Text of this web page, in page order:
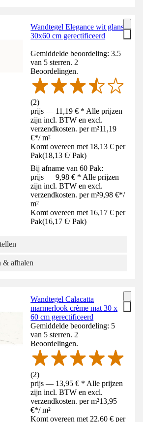
Wandtegel Elegance wit glans
30x60 cm gerectificeerd
Gemiddelde beoordeling: 3.5
van 5 sterren. 2
Beoordelingen.
(2)
prijs — 11,19 € * Alle prijzen
zijn incl. BTW en excl.
verzendkosten. per m²11,19
€*/ m²
Komt overeen met 18,13 € per
Pak(18,13 €/ Pak)
Bij afname van 60 Pak:
prijs — 9,98 € * Alle prijzen
zijn incl. BTW en excl.
verzendkosten. per m²9,98 €*/
m²
Komt overeen met 16,17 € per
Pak(16,17 €/ Pak)
& afhalen
Wandtegel Calacatta
marmerlook crème mat 30 x
60 cm gerectificeerd
Gemiddelde beoordeling: 5
van 5 sterren. 2
Beoordelingen.
(2)
prijs — 13,95 € * Alle prijzen
zijn incl. BTW en excl.
verzendkosten. per m²13,95
€*/ m²
Komt overeen met 22,60 € per